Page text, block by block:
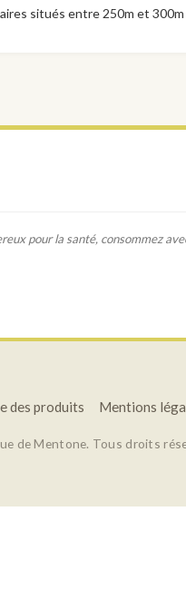
situés entre 250m et
pour la santé, consommez
des produits Mentions
de Mentone. Tous droits